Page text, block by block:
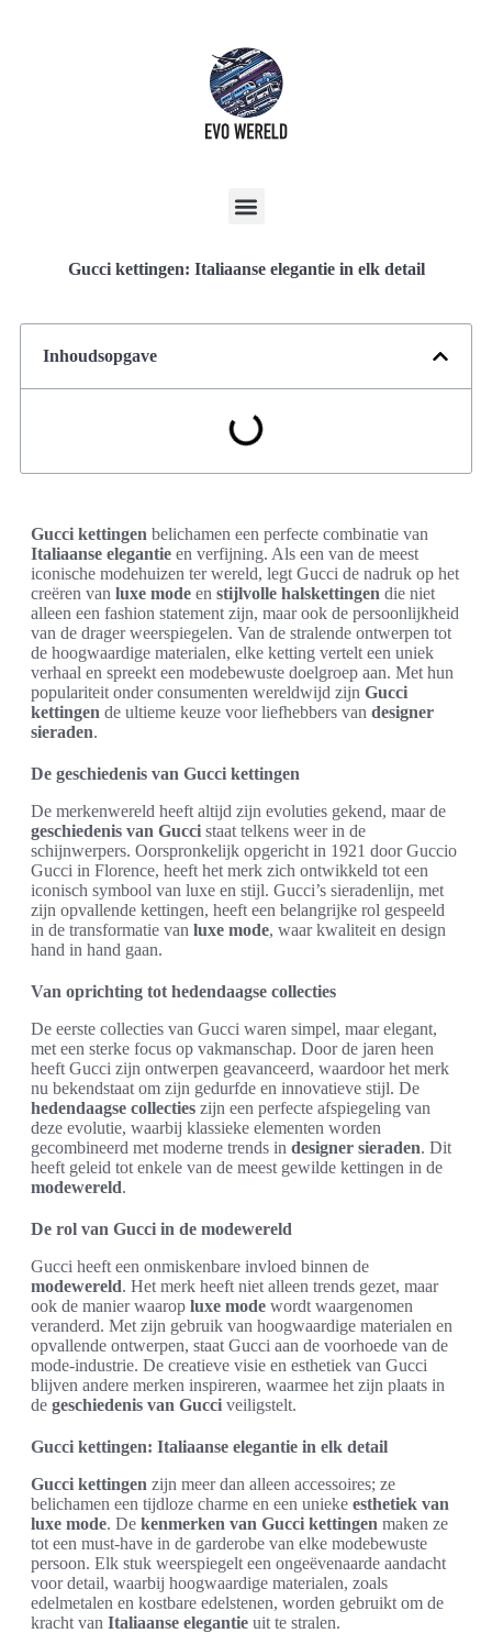
Gucci kettingen: Italiaanse elegantie in elk detail
Inhoudsopgave
Gucci kettingen belichamen een perfecte combinatie van
Italiaanse elegantie en verfijning. Als een van de meest
iconische modehuizen ter wereld, legt Gucci de nadruk op het
creëren van luxe mode en stijlvolle halskettingen die niet
alleen een fashion statement zijn, maar ook de persoonlijkheid
van de drager weerspiegelen. Van de stralende ontwerpen tot
de hoogwaardige materialen, elke ketting vertelt een uniek
verhaal en spreekt een modebewuste doelgroep aan. Met hun
populariteit onder consumenten wereldwijd zijn Gucci
kettingen de ultieme keuze voor liefhebbers van designer
sieraden.
De geschiedenis van Gucci kettingen
De merkenwereld heeft altijd zijn evoluties gekend, maar de
geschiedenis van Gucci staat telkens weer in de
schijnwerpers. Oorspronkelijk opgericht in 1921 door Guccio
Gucci in Florence, heeft het merk zich ontwikkeld tot een
iconisch symbool van luxe en stijl. Gucci’s sieradenlijn, met
zijn opvallende kettingen, heeft een belangrijke rol gespeeld
in de transformatie van luxe mode, waar kwaliteit en design
hand in hand gaan.
Van oprichting tot hedendaagse collecties
De eerste collecties van Gucci waren simpel, maar elegant,
met een sterke focus op vakmanschap. Door de jaren heen
heeft Gucci zijn ontwerpen geavanceerd, waardoor het merk
nu bekendstaat om zijn gedurfde en innovatieve stijl. De
hedendaagse collecties zijn een perfecte afspiegeling van
deze evolutie, waarbij klassieke elementen worden
gecombineerd met moderne trends in designer sieraden. Dit
heeft geleid tot enkele van de meest gewilde kettingen in de
modewereld.
De rol van Gucci in de modewereld
Gucci heeft een onmiskenbare invloed binnen de
modewereld. Het merk heeft niet alleen trends gezet, maar
ook de manier waarop luxe mode wordt waargenomen
veranderd. Met zijn gebruik van hoogwaardige materialen en
opvallende ontwerpen, staat Gucci aan de voorhoede van de
mode-industrie. De creatieve visie en esthetiek van Gucci
blijven andere merken inspireren, waarmee het zijn plaats in
de geschiedenis van Gucci veiligstelt.
Gucci kettingen: Italiaanse elegantie in elk detail
Gucci kettingen zijn meer dan alleen accessoires; ze
belichamen een tijdloze charme en een unieke esthetiek van
luxe mode. De kenmerken van Gucci kettingen maken ze
tot een must-have in de garderobe van elke modebewuste
persoon. Elk stuk weerspiegelt een ongeëvenaarde aandacht
voor detail, waarbij hoogwaardige materialen, zoals
edelmetalen en kostbare edelstenen, worden gebruikt om de
kracht van Italiaanse elegantie uit te stralen.